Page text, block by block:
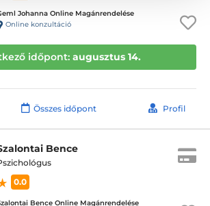
Johanna Online Magánrendelése
Online konzultáció
időpont: augusztus 14.
Összes időpont Profil
Bence
0.0
Bence Online Magánrendelése